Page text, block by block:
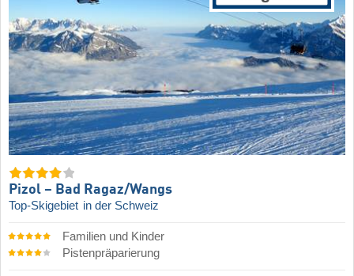
Pizol – Bad Ragaz/​Wangs
Top-Skigebiet in der Schweiz
Familien und Kinder
Pistenpräparierung